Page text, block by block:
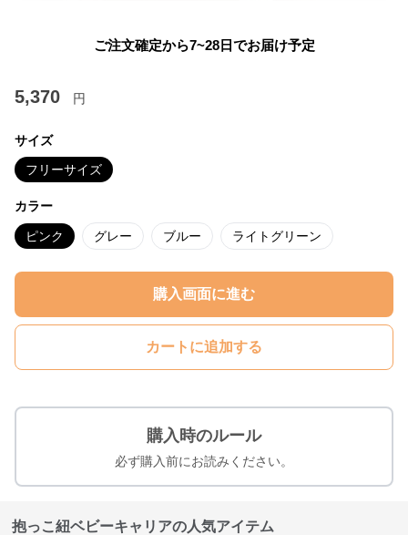
ご注文確定から7~28日でお届け予定
5,370 円
サイズ
フリーサイズ
カラー
ピンク グレー ブルー ライトグリーン
購入画面に進む
カートに追加する
購入時のルール
必ず購入前にお読みください。
抱っこ紐ベビーキャリアの人気アイテム